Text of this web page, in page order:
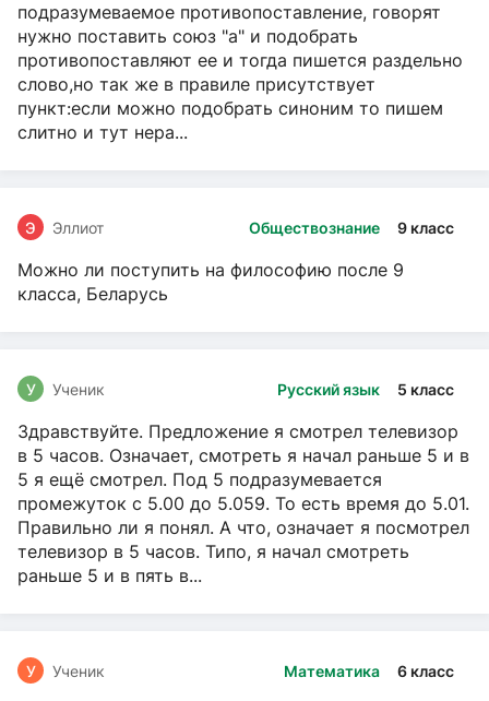
подразумеваемое противопоставление, говорят
нужно поставить союз "а" и подобрать
противопоставляют ее и тогда пишется раздельно
слово,но так же в правиле присутствует
пункт:если можно подобрать синоним то пишем
слитно и тут нера...
Обществознание 9 класс
Э Эллиот
Можно ли поступить на философию после 9
класса, Беларусь
Русский язык 5 класс
У Ученик
Здравствуйте. Предложение я смотрел телевизор
в 5 часов. Означает, смотреть я начал раньше 5 и в
5 я ещё смотрел. Под 5 подразумевается
промежуток с 5.00 до 5.059. То есть время до 5.01.
Правильно ли я понял. А что, означает я посмотрел
телевизор в 5 часов. Типо, я начал смотреть
раньше 5 и в пять в...
Математика 6 класс
У Ученик